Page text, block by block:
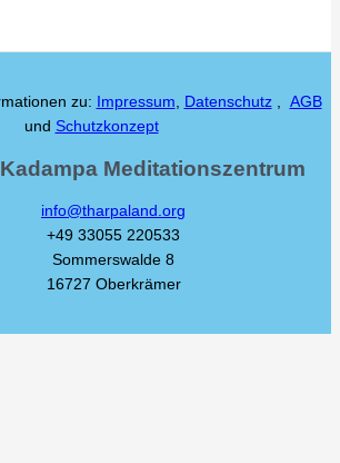
zu: Impressum Datenschutz, AGB
und Schutzkonzept
Meditationszentrum
info@tharpaland.org
+49 33055 220533
Sommerswalde 8
16727 Oberkrämer